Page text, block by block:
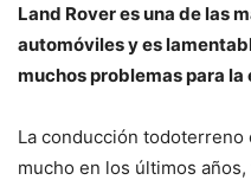
Land Rover es una de las
automóviles y es
muchos problemas para la
La conducción todoterreno
mucho en los últimos